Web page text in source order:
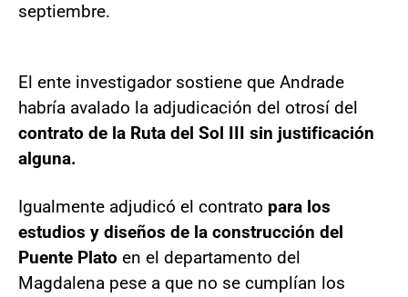
septiembre.
El ente investigador sostiene que Andrade
habría avalado la adjudicación del otrosí del
contrato de la Ruta del Sol III sin justificación
alguna.
Igualmente adjudicó el contrato para los
estudios y diseños de la construcción del
Puente Plato en el departamento del
Magdalena pese a que no se cumplían los